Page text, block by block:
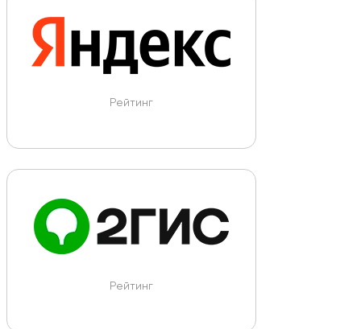
Рейтинг
Рейтинг